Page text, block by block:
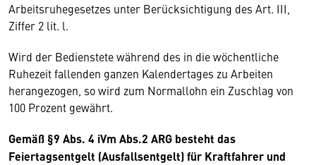
Arbeitsruhegesetzes unter Berücksichtigung des Art. III,
Ziffer 2 lit. l.
Wird der Bedienstete während des in die wöchentliche
Ruhezeit fallenden ganzen Kalendertages zu Arbeiten
herangezogen, so wird zum Normallohn ein Zuschlag von
100 Prozent gewährt.
Gemäß §9 Abs. 4 iVm Abs.2 ARG besteht das
Feiertagsentgelt (Ausfallsentgelt) für Kraftfahrer und